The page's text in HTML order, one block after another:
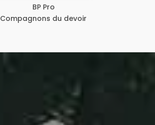
BP Pro
Compagnons du devoir